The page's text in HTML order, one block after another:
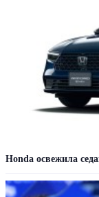
Honda освежила